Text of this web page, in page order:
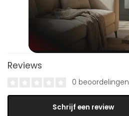
Reviews
0 beoordelingen
Schrijf een review